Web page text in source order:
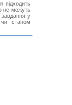
підходить
не можуть
завдання у
чи станом